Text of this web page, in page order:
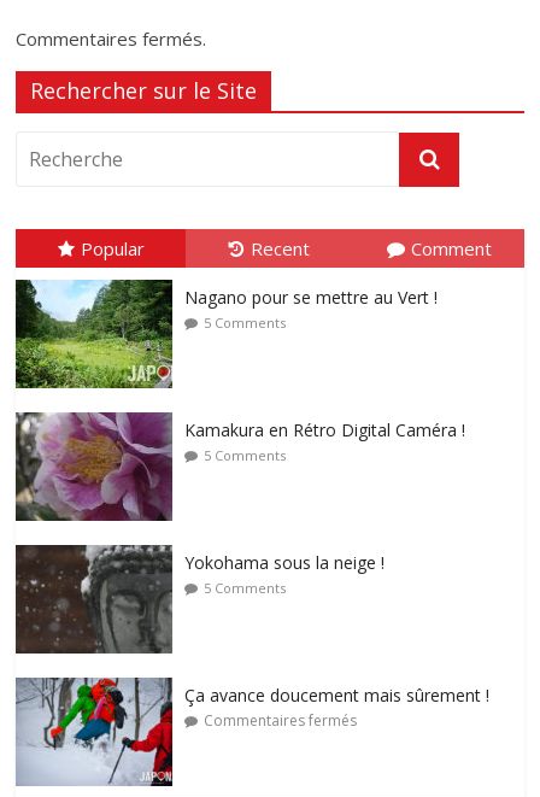
Commentaires fermés.
Rechercher sur le Site
Popular Recent Comment
Nagano pour se mettre au Vert !
5 Comments
Kamakura en Rétro Digital Caméra !
5 Comments
Yokohama sous la neige !
5 Comments
Ça avance doucement mais sûrement !
Commentaires fermés